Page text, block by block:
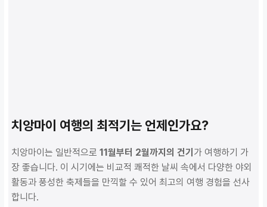
치앙마이 여행의 최적기는 언제인가요?
치앙마이는 일반적으로 11월부터 2월까지의 건기 가 여행하기 가
장 좋습니다. 이 시기에는 비교적 쾌적한 날씨 속에서 다양한 야외
활동과 풍성한 축제들을 만끽할 수 있어 최고의 여행 경험을 선사
합니다.